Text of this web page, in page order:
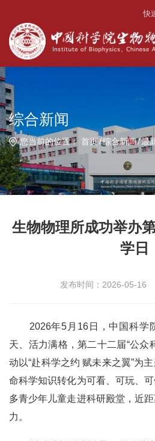
快
综合新闻
您当前的位置：首页 综合新闻 最
生物物理所成功举办
学日
发布时间：2026-05-16
2026年5月16日，中国科学
天、活力满格，第二十二届“公众
动以“赴科学之约 赋未来之翼”为
命科学知识转化为可看、可玩、
多青少年儿童走进科研殿堂，近
力。